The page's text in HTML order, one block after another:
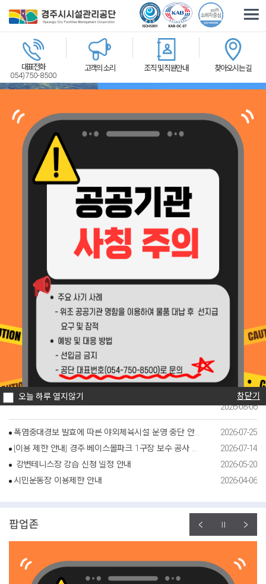
관광휴양
대표전화
054)750-8500
고객의 소리 조직 및 직원안내 찾아오시는 길
2026-07-31 경주시시설관리공단, 황남상가시장 문화관광형시장 육성사업단과 업무협약 체결
2026-07-31 경주시시설관리공단, 황남상가시장 문화관광형시장 육성사업단과 업무협약 체결
채용정보 입찰공고 공단소식
황성공원 궁도장 휴관 안내
황성공원 궁도장(호림정) 전 시설 휴관 안내 1. 휴관기간: 2026. 8. 15.(토)
~ 2026. 8. 20.(목) 6일간 2. 휴장시설: 황성공원 궁도장[호림정] 전 시설
3. 휴장사유: 궁도장 시설 보수 공사 시행 정비 후 쾌적한 환경으로 찾아뵙
2026-08-06
폭염중대경보 발효에 따른 야외체육시설 운영 중단 안내(2026.7.28. 13:10 해제 완료)
2026-07-25
[이용 제한 안내] 경주 베이스볼파크 1구장 보수 공사 안내
2026-07-14
강변테니스장 강습 신청 일정 안내
2026-05-20
시민운동장 이용제한 안내
2026-04-06
팝업존
오늘 하루 열지않기 창닫기